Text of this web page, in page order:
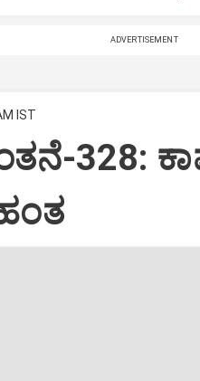
ADVERTISEMENT
IST
328: